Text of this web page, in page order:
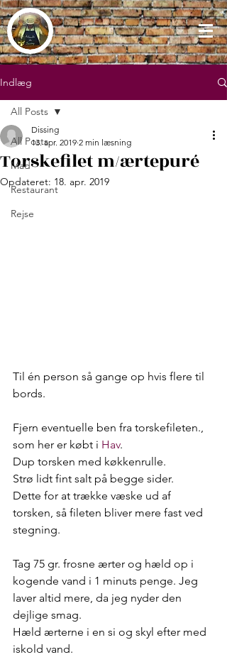
Indlæg
All Posts
Mad
Restaurant
Rejse
All Posts
Torskefilet m/ærtepuré
Dissing
13. apr. 2019 2 min læsning
Opdateret: 18. apr. 2019
Til én person så gange op hvis flere til
bords.
Fjern eventuelle ben fra torskefileten.,
som her er købt i Hav.
Dup torsken med køkkenrulle.
Strø lidt fint salt på begge sider.
Dette for at trække væske ud af
torsken, så fileten bliver mere fast ved
stegning.
Tag 75 gr. frosne ærter og hæld op i
kogende vand i 1 minuts penge. Jeg
laver altid mere, da jeg nyder den
dejlige smag.
Hæld ærterne i en si og skyl efter med
iskold vand.